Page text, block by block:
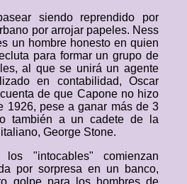
siendo reprendido por
por arrojar papeles. Ness
un hombre honesto en quien
para formar un grupo de
al que se unirá un agente
en contabilidad, Oscar
de que Capone no hizo
1926, pese a ganar más de 3
también a un cadete de la
George Stone.
"intocables" comienzan
por sorpresa en un banco,
golpe para los hombres de